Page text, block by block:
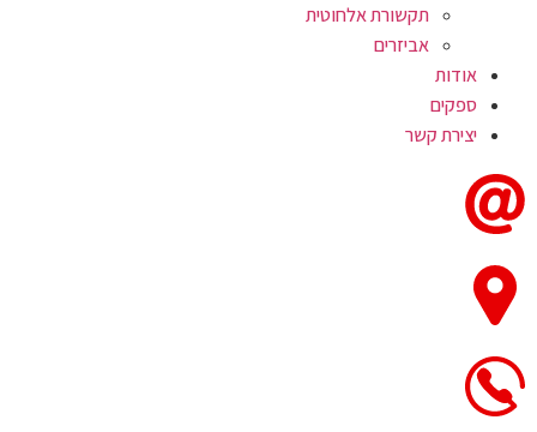
תקשורת אלחוטית
אביזרים
אודות
ספקים
יצירת קשר